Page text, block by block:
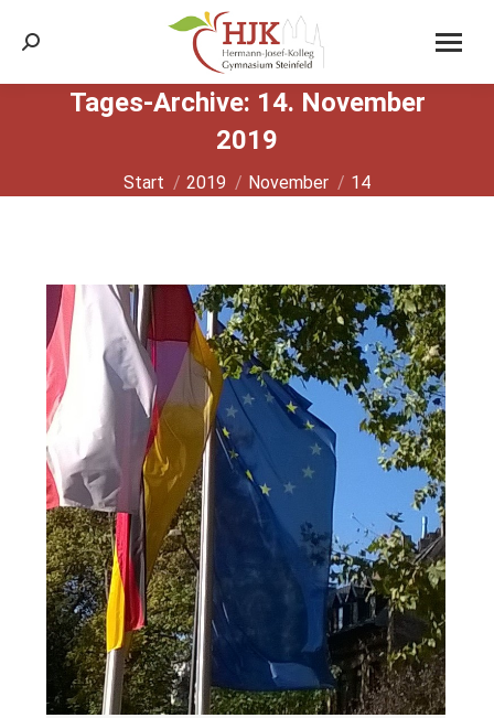
Search:
Tages-Archive: 14. November
2019
Sie befinden sich hier:
Start 2019 November 14